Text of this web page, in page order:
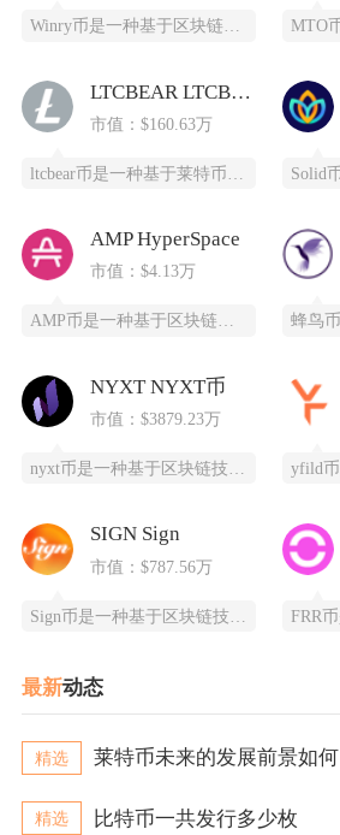
Winry币是一种基于区块链技术的去中心化数字货币，采用PoC（容量证明）共识算法，通过高
LTCBEAR LTCBEAR币
市值：$160.63万
AMP HyperSpace
市值：$4.13万
AMP币是一种基于区块链技术的加密货币，全称为Synereo AMP，为去中心化应用（DA
NYXT NYXT币
市值：$3879.23万
SIGN Sign
市值：$787.56万
最新动态
精选 莱特币未来的发展前景如何
精选 比特币一共发行多少枚